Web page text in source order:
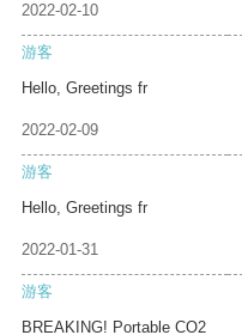
2022-02-10
游客
Hello, Greetings fr
2022-02-09
游客
Hello, Greetings fr
2022-01-31
游客
BREAKING! Portable CO2